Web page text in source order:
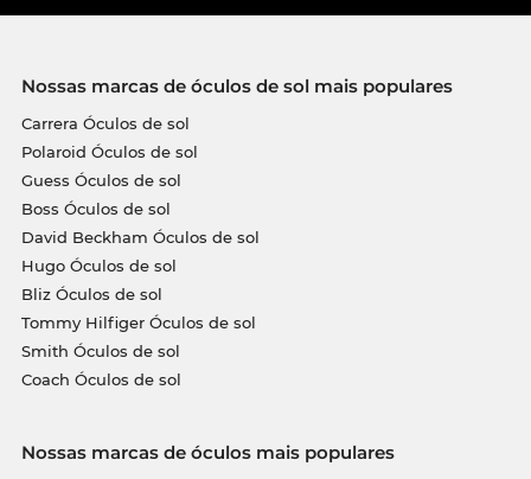
Nossas marcas de óculos de sol mais populares
Carrera Óculos de sol
Polaroid Óculos de sol
Guess Óculos de sol
Boss Óculos de sol
David Beckham Óculos de sol
Hugo Óculos de sol
Bliz Óculos de sol
Tommy Hilfiger Óculos de sol
Smith Óculos de sol
Coach Óculos de sol
Nossas marcas de óculos mais populares